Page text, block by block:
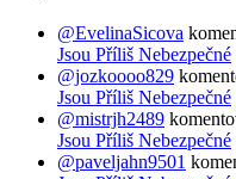
@EvelinaSicova
Jsou Příliš Nebezpečné
@jozkoooo829
Jsou Příliš Nebezpečné
@mistrjh2489
Jsou Příliš Nebezpečné
@paveljahn9501